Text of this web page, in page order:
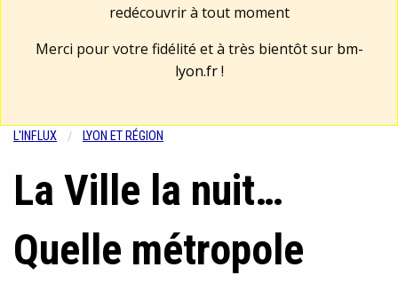
redécouvrir à tout moment
Merci pour votre fidélité et à très bientôt sur bm-
lyon.fr!
L'INFLUX LYON ET RÉGION
La Ville la nuit…
Quelle métropole